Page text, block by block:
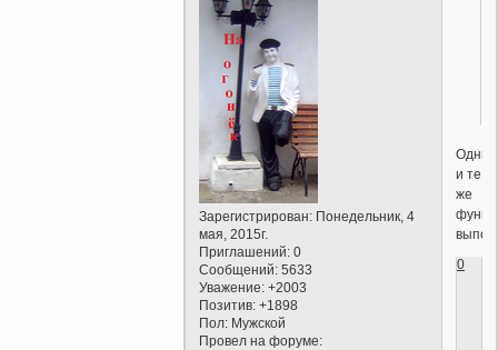
Зарегистрирован: Понедельник, 4
мая, 2015г.
Приглашений: 0
Сообщений: 5633
Уважение: +2003
Позитив: +1898
Пол: Мужской
Провел на форуме:
Одни
и те
же
0